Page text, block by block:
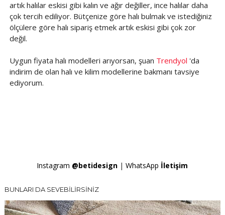
artık halılar eskisi gibi kalın ve ağır değiller, ince halılar daha
çok tercih ediliyor. Bütçenize göre halı bulmak ve istediğiniz
ölçülere göre halı sipariş etmek artık eskisi gibi çok zor
değil.
Uygun fiyata halı modelleri arıyorsan, şuan Trendyol 'da
indirim de olan halı ve kilim modellerine bakmanı tavsiye
ediyorum.
Instagram @betidesign |WhatsApp İletişim
BUNLARI DA SEVEBİLİRSİNİZ